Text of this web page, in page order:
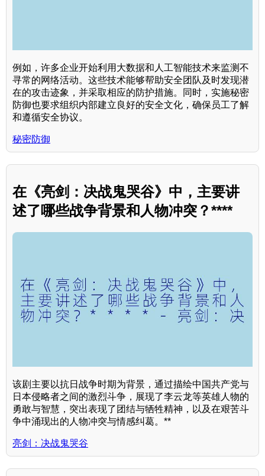
例如，许多企业开始利用大数据和人工智能技术来监测不
寻常的网络活动。这些技术能够帮助安全团队及时发现潜
在的攻击迹象，并采取相应的防护措施。同时，实施秘密
防御也要求组织内部建立良好的安全文化，确保员工了解
和遵循安全协议。
秘密防御
在《亮剑：决战鬼哭谷》中，主要讲
述了哪些战争背景和人物冲突？****
该剧主要以抗日战争时期为背景，通过描绘中国共产党与
日本侵略者之间的激烈斗争，展现了李云龙等英雄人物的
勇敢与智慧，突出表现了团结与牺牲精神，以及在艰苦斗
争中涌现出的人物冲突与情感纠葛。**
亮剑：决战鬼哭谷